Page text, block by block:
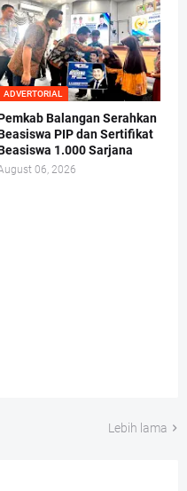
ADVERTORIAL
Balangan Serahkan
PIP dan Sertifikat
1.000 Sarjana
06, 2026
Lebih lama